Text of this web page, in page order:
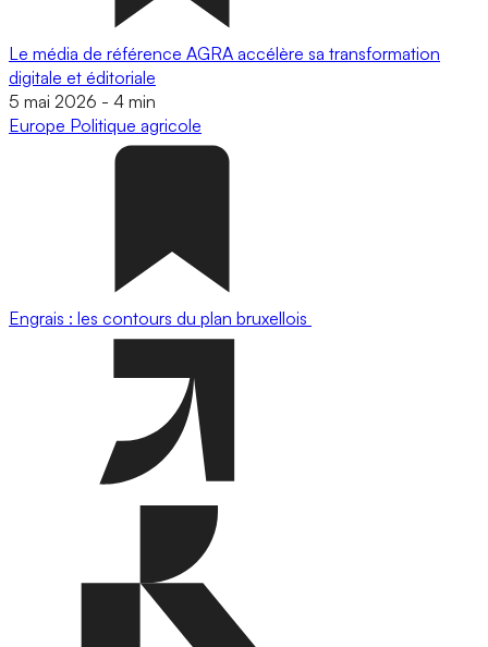
Le média de référence AGRA accélère sa transformation
digitale et éditoriale
5 mai 2026 - 4 min
Europe Politique agricole
Engrais : les contours du plan bruxellois